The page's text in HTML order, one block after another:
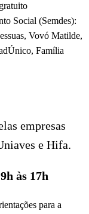
Social (Semdes):
Vovó Matilde,
Família
empresas
e Hifa.
às 17h
para a